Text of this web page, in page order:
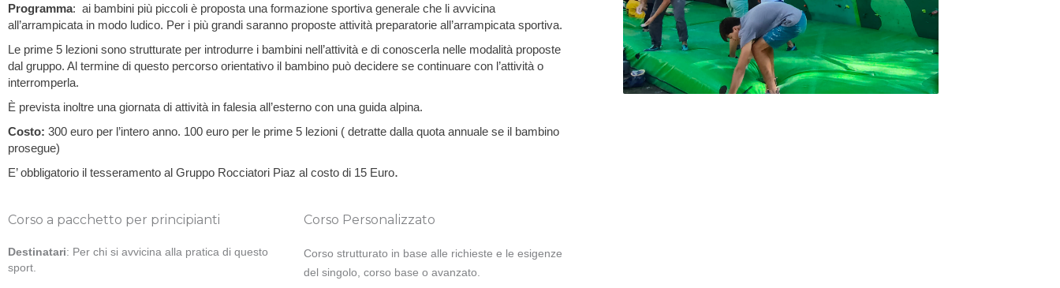
Programma: ai bambini più piccoli è proposta una formazione sportiva generale che li avvicina
all’arrampicata in modo ludico. Per i più grandi saranno proposte attività preparatorie all’arrampicata sportiva.
Le prime 5 lezioni sono strutturate per introdurre i bambini nell’attività e di conoscerla nelle modalità proposte
dal gruppo. Al termine di questo percorso orientativo il bambino può decidere se continuare con l’attività o
interromperla.
È prevista inoltre una giornata di attività in falesia all’esterno con una guida alpina.
Costo: 300 euro per l’intero anno. 100 euro per le prime 5 lezioni ( detratte dalla quota annuale se il bambino
prosegue)
E’ obbligatorio il tesseramento al Gruppo Rocciatori Piaz al costo di 15 Euro.
Corso a pacchetto per principianti
Destinatari: Per chi si avvicina alla pratica di questo
sport.
Corso Personalizzato
Corso strutturato in base alle richieste e le esigenze
del singolo, corso base o avanzato.